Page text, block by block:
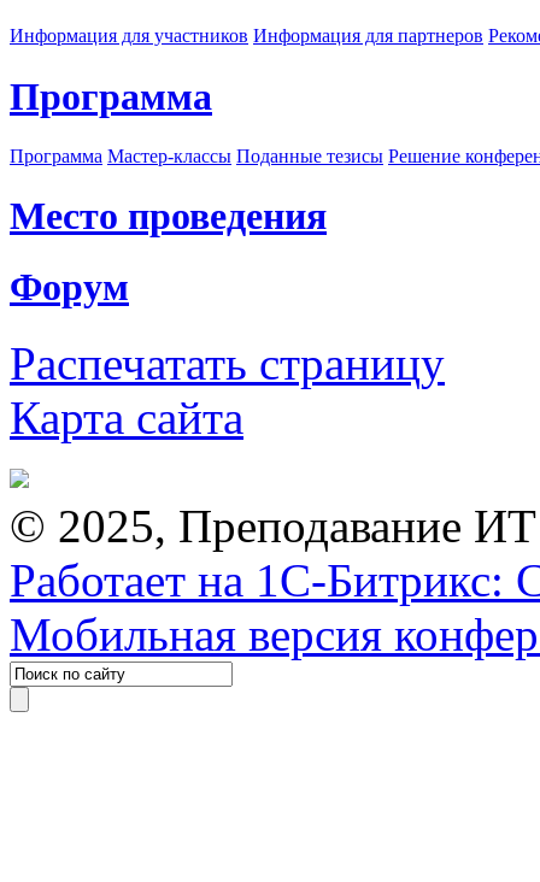
Информация для участников Информация для партнеров
Программа
Программа Мастер-классы Поданные тезисы Решение
Место проведения
Форум
Распечатать страницу
Карта сайта
© 2025, Преподавание
Работает на 1С-Битрикс:
Мобильная версия